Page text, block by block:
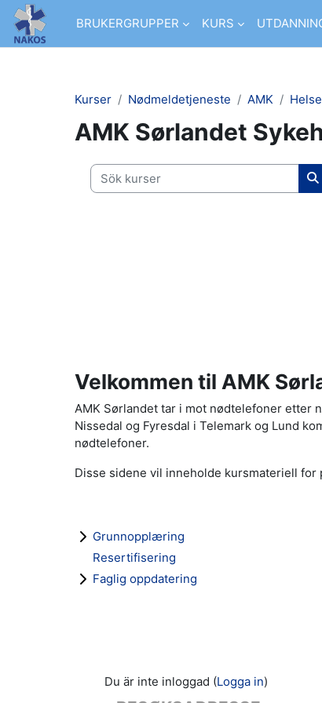
Gå direkt till huvudinnehåll
BRUKERGRUPPER
KURS
Kurser Nødmeldetjeneste AMK
AMK Sørlandet
Sök kurser
Velkommen til AMK
AMK Sørlandet tar i mot nødtelefoner etter
Nissedal og Fyresdal i Telemark og Lund
nødtelefoner.
Disse sidene vil inneholde kursmateriell for
Grunnopplæring
Resertifisering
Faglig oppdatering
Du är inte inloggad (Logga in)